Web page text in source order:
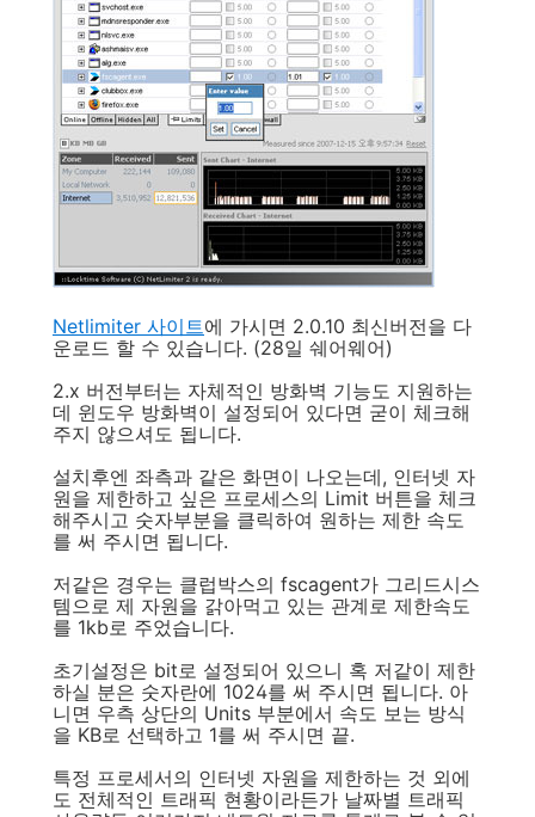
Netlimiter 사이트에 가시면 2.0.10 최신버전을 다
운로드 할 수 있습니다. (28일 쉐어웨어)
2.x 버전부터는 자체적인 방화벽 기능도 지원하는
데 윈도우 방화벽이 설정되어 있다면 굳이 체크해
주지 않으셔도 됩니다.
설치후엔 좌측과 같은 화면이 나오는데, 인터넷 자
원을 제한하고 싶은 프로세스의 Limit 버튼을 체크
해주시고 숫자부분을 클릭하여 원하는 제한 속도
를 써 주시면 됩니다.
저같은 경우는 클럽박스의 fscagent가 그리드시스
템으로 제 자원을 갉아먹고 있는 관계로 제한속도
를 1kb로 주었습니다.
초기설정은 bit로 설정되어 있으니 혹 저같이 제한
하실 분은 숫자란에 1024를 써 주시면 됩니다. 아
니면 우측 상단의 Units 부분에서 속도 보는 방식
을 KB로 선택하고 1를 써 주시면 끝.
특정 프로세서의 인터넷 자원을 제한하는 것 외에
도 전체적인 트래픽 현황이라든가 날짜별 트래픽